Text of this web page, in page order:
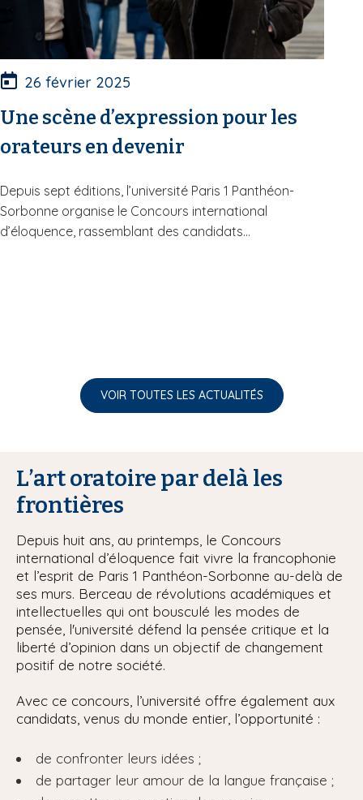
26 février 2025
Une scène d’expression pour les
orateurs en devenir
Depuis sept éditions, l’université Paris 1 Panthéon-
Sorbonne organise le Concours international
d’éloquence, rassemblant des candidats...
VOIR TOUTES LES ACTUALITÉS
L’art oratoire par delà les
frontières
Depuis huit ans, au printemps, le Concours
international d’éloquence fait vivre la francophonie
et l’esprit de Paris 1 Panthéon-Sorbonne au-delà de
ses murs. Berceau de révolutions académiques et
intellectuelles qui ont bousculé les modes de
pensée, l'université défend la pensée critique et la
liberté d’opinion dans un objectif de changement
positif de notre société.
Avec ce concours, l’université offre également aux
candidats, venus du monde entier, l’opportunité :
de confronter leurs idées ;
de partager leur amour de la langue française ;